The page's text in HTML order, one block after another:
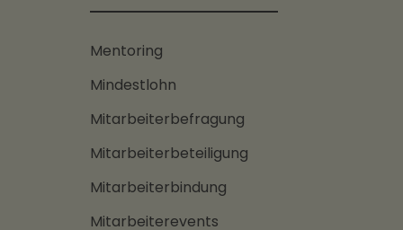
Mentoring
Mindestlohn
Mitarbeiterbefragung
Mitarbeiterbeteiligung
Mitarbeiterbindung
Mitarbeiterevents